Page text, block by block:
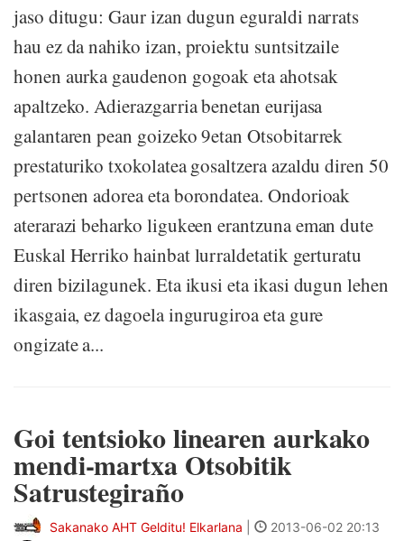
jaso ditugu: Gaur izan dugun eguraldi narrats
hau ez da nahiko izan, proiektu suntsitzaile
honen aurka gaudenon gogoak eta ahotsak
apaltzeko. Adierazgarria benetan eurijasa
galantaren pean goizeko 9etan Otsobitarrek
prestaturiko txokolatea gosaltzera azaldu diren 50
pertsonen adorea eta borondatea. Ondorioak
aterarazi beharko ligukeen erantzuna eman dute
Euskal Herriko hainbat lurraldetatik gerturatu
diren bizilagunek. Eta ikusi eta ikasi dugun lehen
ikasgaia, ez dagoela ingurugiroa eta gure
ongizate a...
Goi tentsioko linearen aurkako
mendi-martxa Otsobitik
Satrustegiraño
Sakanako AHT Gelditu! Elkarlana 2013-06-02 20:13